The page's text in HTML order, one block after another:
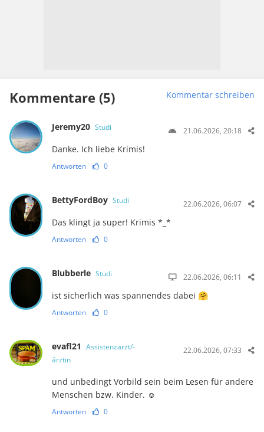
Kommentare (5) Kommentar schreiben
Jeremy20 Studi 21.06.2026, 20:18
Danke. Ich liebe Krimis!
Antworten 0
BettyFordBoy Studi 22.06.2026, 06:07
Das klingt ja super! Krimis *_*
Antworten 0
Blubberle Studi 22.06.2026, 06:11
ist sicherlich was spannendes dabei 🤗
Antworten 0
evafl21 Assistenzarzt/-
ärztin
22.06.2026, 07:33
und unbedingt Vorbild sein beim Lesen für andere
Menschen bzw. Kinder. ☺️
Antworten 0